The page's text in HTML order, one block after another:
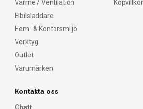
Värme / Ventilation
Elbilsladdare
Hem- & Kontorsmiljö
Verktyg
Outlet
Varumärken
Köpvillkor
Kontakta oss
Chatt